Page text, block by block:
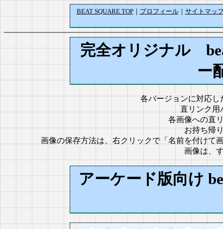
BEAT SQUARE TOP｜ プロフィール｜ サイトマッ
完全オリジナル
ー
各バージョンに対応
直リンク用
各画像への直
お持ち帰
画像の保存方法は、右クリックで「名前を付けて
画像は、
アーケード版向け